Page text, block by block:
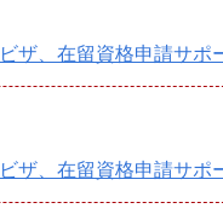
ザ、在留資格申請サ
ザ、在留資格申請サ